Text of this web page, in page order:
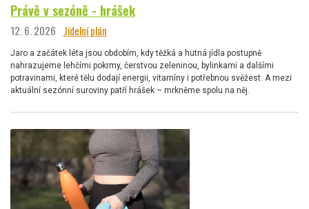
Právě v sezóně - hrášek
12. 6. 2026 Jídelní plán
Jaro a začátek léta jsou obdobím, kdy těžká a hutná jídla postupně
nahrazujeme lehčími pokrmy, čerstvou zeleninou, bylinkami a dalšími
potravinami, které tělu dodají energii, vitamíny i potřebnou svěžest. A mezi
aktuální sezónní suroviny patří hrášek – mrkněme spolu na něj.